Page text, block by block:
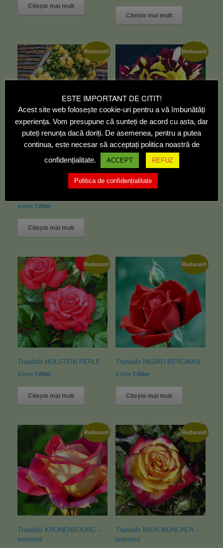
Citește mai mult
Citește mai mult
Reduceri!
Evaluat la
5.00
8,00lei 7,00lei
Citește mai mult
Reduceri!
Trandafir HOCUS POCUS
8,00lei
Citește mai mult
Reduceri!
Trandafir HOLSTEIN PERLE
8,00lei 7,00lei
Citește mai mult
Reduceri!
Trandafir INGRID BERGMAN
8,00lei 7,00lei
Citește mai mult
Reduceri!
Trandafir KRONENBOURG –
teahibrid
Reduceri!
Trandafir MAIN MUNCHEN –
teahibrid
ESTE IMPORTANT DE CITIT!
Acest site web folosește cookie-uri pentru a vă îmbunătăți
experiența. Vom presupune că sunteți de acord cu asta, dar
puteți renunța dacă doriți. De asemenea, pentru a putea
continua, este necesar să acceptați politica noastră de
confidențialitate.
ACCEPT REFUZ
Politica de confidențialitate